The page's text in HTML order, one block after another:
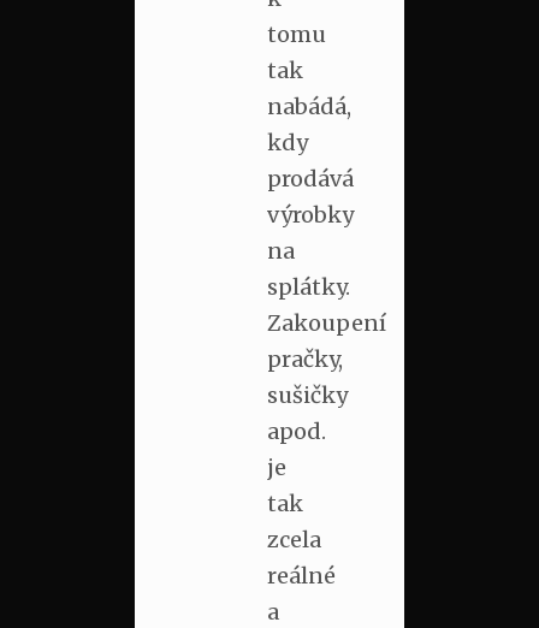
tomu
tak
nabádá,
kdy
prodává
výrobky
na
splátky.
Zakoupení
pračky,
sušičky
apod.
je
tak
zcela
reálné
a